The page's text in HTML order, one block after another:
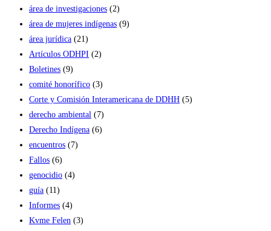
área de investigaciones (2)
área de mujeres indígenas (9)
área jurídica (21)
Artículos ODHPI (2)
Boletines (9)
comité honorífico (3)
Corte y Comisión Interamericana de DDHH (5)
derecho ambiental (7)
Derecho Indígena (6)
encuentros (7)
Fallos (6)
genocidio (4)
guía (11)
Informes (4)
Kvme Felen (3)